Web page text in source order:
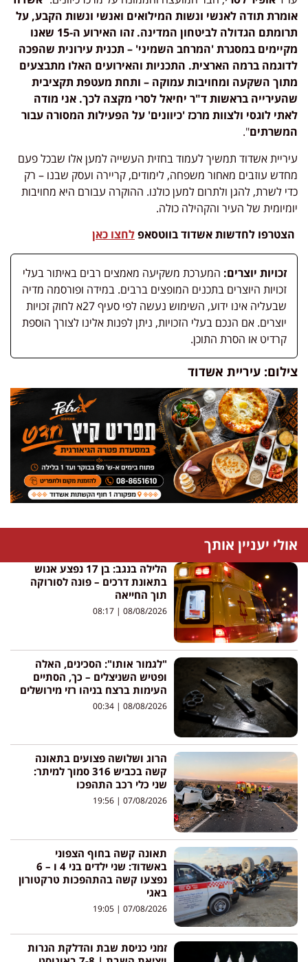
אומרת תודה לאנשי ונשות המילואים ואנשי ונשות הקבע, על
תרומתם הגדולה לביטחון המדינה. זהו האירוע ה-15 שאנו
מקיימים במסגרת 'המרחב השמיני' – תכנית עירונית שהפכה
לדוגמה ברמה הארצית. התכניות והאירועים האלו מתבצעים
מתוך השקעה ומחויבות עמוקה – ותחת מעטפת תקציבית
שהעירייה בראשות ד"ר יחיאל לסרי מקצה לכך. אני מודה
לאתי לוגסי ולצוות מרכז 'כיוונים' על הפעילות המסורה עבור
המשרתים".
עיריית אשדוד תמשיך לעמוד בחזית העשייה למען אלו שבכל פעם
מחדש עוזבים מאחור משפחה, לימודים, קריירה ועסק שבנו – רק
כדי לשרת, להגן ולתרום למען כולנו. ההוקרה עבורם היא מחויבות
יומיומית של העיר והקהילה כולה.
הצטרפו לחדשותאשדוד בווטסאפלחצו כאן
זכויות יוצרים: המערכת משקיעה מאמצים רבים באיתור בעלי
זכויות היוצרים בתכנים המופצים ברבים. במידה ופורסמה מדיה
שבעליה אינו ידוע, השימוש נעשה לפי סעיף 27א לחוק זכויות
יוצרים. אם הנכם בעלי הזכויות, ניתן לפנות אלינו לצורך הוספת
קרדיט או הסרת התוכן.
צילום: עיריית אשדוד
אולי יעניין אותך
הלילה בנגב: בן 17 נפצע אנוש
בתאונת דרכים – פונה לסורוקה
תוך החייאה
08/08/2026
"לגמור אותו": הסכינים, האלה
ופטיש השניצלים – כך, הסתיים
העימות ברצח בניהו רזי מירושלים
08/08/2026
הרוג ושלושה פצועים בתאונה
קשה בכביש 316 סמוך למיתר:
שני כלי רכב התהפכו
07/08/2026
תאונה קשה בחוף הצפוני
באשדוד: שני ילדים בני 4 ו – 6
נפצעו קשה בהתהפכות טרקטורון
באגי
07/08/2026
זמני כניסת שבת והדלקת הנרות